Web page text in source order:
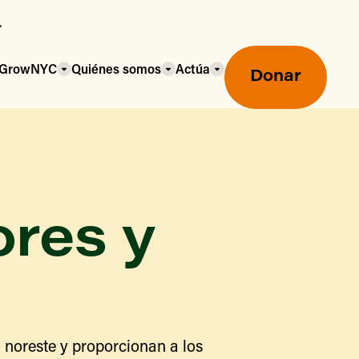
Uso de SNAP y beneficios
Quiénes somos Actúa Donar
y
y proporcionan a los